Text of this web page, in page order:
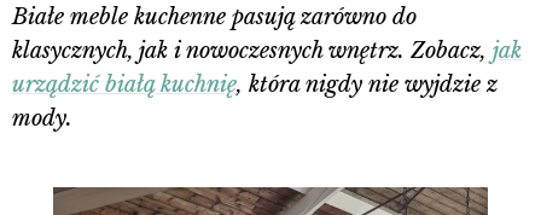
Białe meble kuchenne pasują zarówno do
klasycznych, jak i nowoczesnych wnętrz. Zobacz, jak
urządzić białą kuchnię, która nigdy nie wyjdzie z
mody.